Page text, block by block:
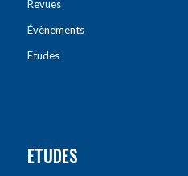
Revues
Évènements
Etudes
ETUDES